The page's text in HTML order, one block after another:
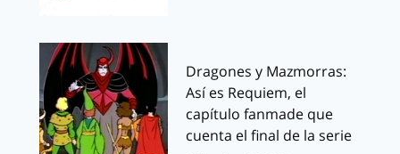
Dragones y Mazmorras:
Así es Requiem, el
capítulo fanmade que
cuenta el final de la serie